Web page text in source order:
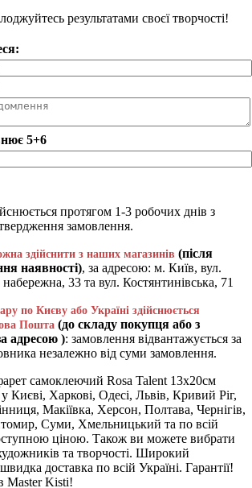
результатами своєї творчостi!
5+6
протягом 1-3 робочих днів з
замовлення.
здійснити з наших магазинів (після
наявності), за адресою: м. Київ, вул.
33 та вул. Костянтинівська, 71
по Києву або Україні здійснюється
Пошта (до складу покупця або з
адресою ): замовлення відвантажується за
незалежно від суми замовлення.
самоклеючий Rosa Talent 13х20см
Києві, Харкові, Одесі, Львів, Кривий Ріг,
Макіївка, Херсон, Полтава, Чернігів,
Суми, Хмельницький та по всій
ціною. Також ви можете вибрати
та творчості. Широкий
доставка по всій Україні. Гарантії!
Master Kisti!